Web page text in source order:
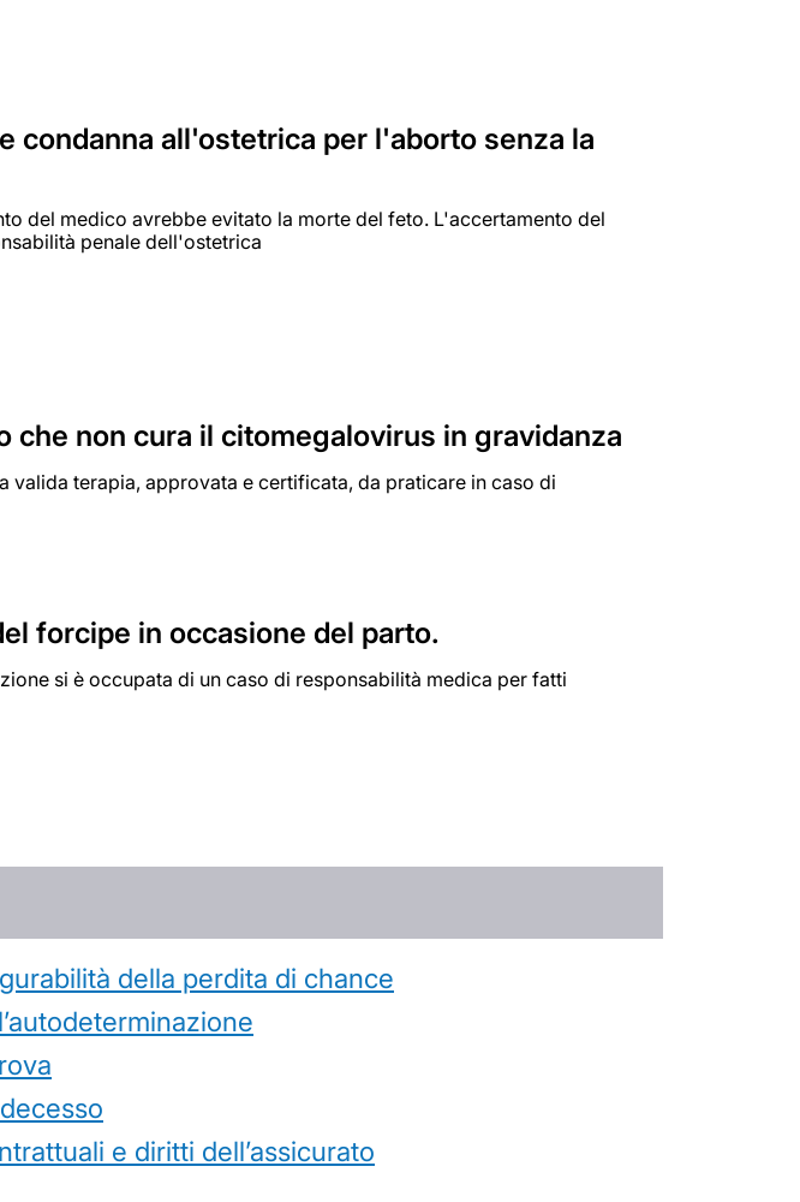
condanna all'ostetrica per l'aborto senza la
del medico avrebbe evitato la morte del feto. L'accertamento del
penale dell'ostetrica
che non cura il citomegalovirus in gravidanza
valida terapia, approvata e certificata, da praticare in caso di
forcipe in occasione del parto.
si è occupata di un caso di responsabilità medica per fatti
della perdita di chance
e diritti dell’assicurato